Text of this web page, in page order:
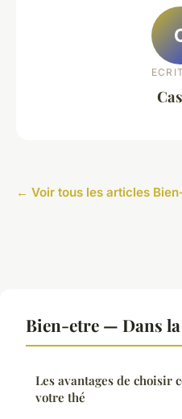
← Voir tous les articles
Bien-etre — Dans
Les avantages de choisir
votre thé